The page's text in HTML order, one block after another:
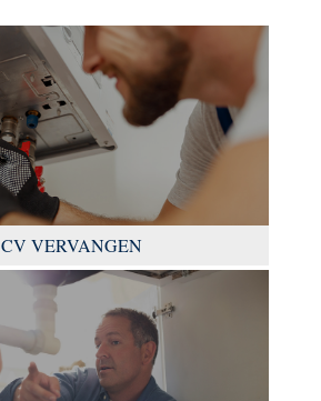
CV VERVANGEN